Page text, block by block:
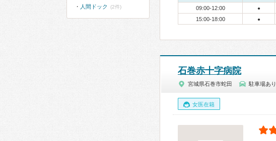
09:00-12:00 ●
15:00-18:00 ●
石巻赤十字病院
宮城県石巻市蛇田 駐車場あり
女医在籍
人間ドック (2件)